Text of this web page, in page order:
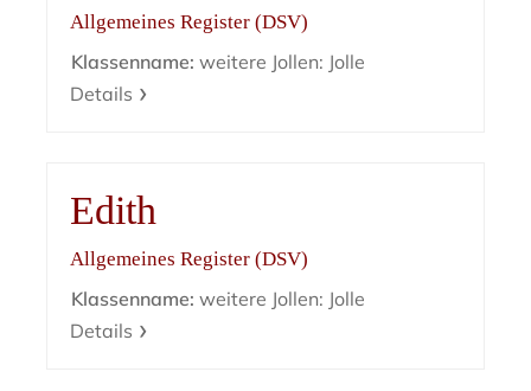
Allgemeines Register (DSV)
Klassenname: weitere Jollen: Jolle
Details
Edith
Allgemeines Register (DSV)
Klassenname: weitere Jollen: Jolle
Details